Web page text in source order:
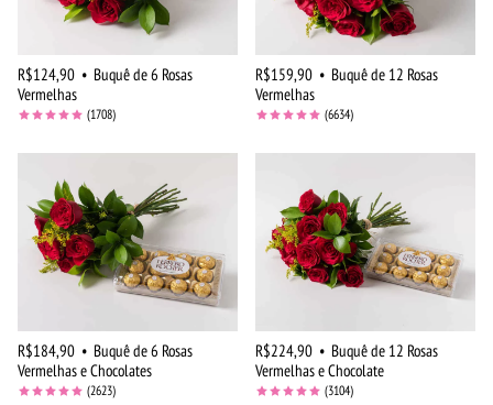
R$124,90 • Buquê de 6 Rosas
Vermelhas
(1708)
R$159,90 • Buquê de 12 Rosas
Vermelhas
(6634)
R$184,90 • Buquê de 6 Rosas
Vermelhas e Chocolates
(2623)
R$224,90 • Buquê de 12 Rosas
Vermelhas e Chocolate
(3104)